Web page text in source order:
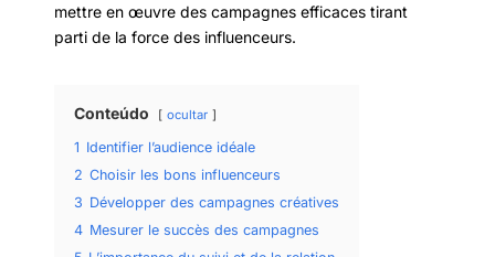
mettre en œuvre des campagnes efficaces tirant
parti de la force des influenceurs.
Conteúdo ocultar
1 Identifier l’audience idéale
2 Choisir les bons influenceurs
3 Développer des campagnes créatives
4 Mesurer le succès des campagnes